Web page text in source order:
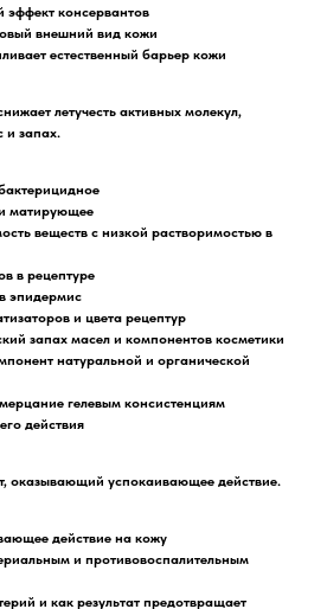
эффект консервантов
внешний вид кожи
естественный барьер кожи
летучесть активных молекул,
и запах.
матирующее
веществ с низкой растворимостью в
в рецептуре
эпидермис
и цвета рецептур
запах масел и компонентов косметики
натуральной и органической
гелевым консистенциям
действия
оказывающий успокаивающее действие.
действие на кожу
и противовоспалительным
и как результат предотвращает